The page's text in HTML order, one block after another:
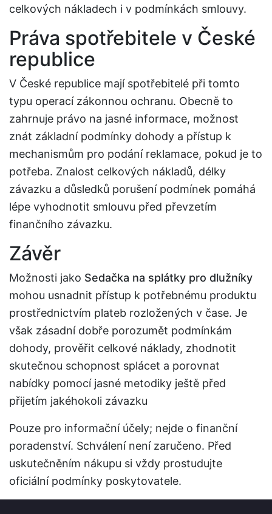
celkových nákladech i v podmínkách smlouvy.
Práva spotřebitele v České
republice
V České republice mají spotřebitelé při tomto
typu operací zákonnou ochranu. Obecně to
zahrnuje právo na jasné informace, možnost
znát základní podmínky dohody a přístup k
mechanismům pro podání reklamace, pokud je to
potřeba. Znalost celkových nákladů, délky
závazku a důsledků porušení podmínek pomáhá
lépe vyhodnotit smlouvu před převzetím
finančního závazku.
Závěr
Možnosti jako Sedačka na splátky pro dlužníky
mohou usnadnit přístup k potřebnému produktu
prostřednictvím plateb rozložených v čase. Je
však zásadní dobře porozumět podmínkám
dohody, prověřit celkové náklady, zhodnotit
skutečnou schopnost splácet a porovnat
nabídky pomocí jasné metodiky ještě před
přijetím jakéhokoli závazku
Pouze pro informační účely; nejde o finanční
poradenství. Schválení není zaručeno. Před
uskutečněním nákupu si vždy prostudujte
oficiální podmínky poskytovatele.